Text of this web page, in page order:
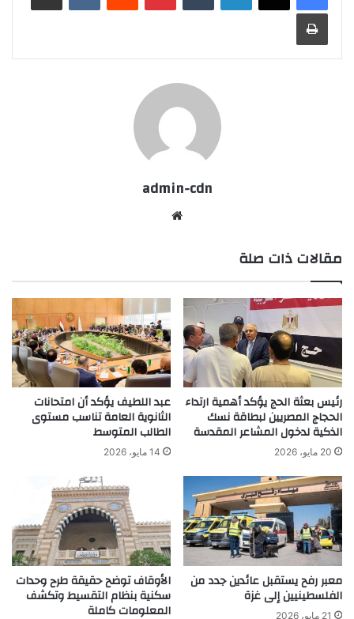
طباعة
admin-cdn
مقالات ذات صلة
رئيس بعثة الحج يؤكد أهمية ارتداء
الحجاج المصريين لبطاقة نسك
الذكية لدخول المشاعر المقدسة
20 مايو، 2026
عبد اللطيف يؤكد أن امتحانات
الثانوية العامة تناسب مستوى
الطالب المتوسط
14 مايو، 2026
معبر رفح يستقبل عائدين جدد من
الفلسطينيين إلى غزة
21 مايو، 2026
الأوقاف توضح حقيقة طرح وحدات
سكنية بنظام التقسيط وتكشف
المعلومات كاملة